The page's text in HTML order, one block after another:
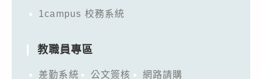
1campus 校務系統
教職員專區
差勤系統 公文簽核
網路請購